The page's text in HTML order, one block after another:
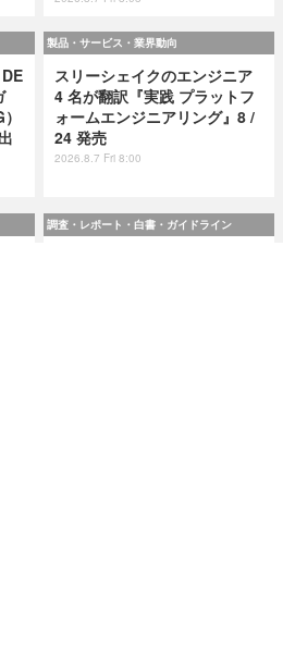
製品・サービス・業界動向
スリーシェイクのエンジニア
4 名が翻訳『実践 プラットフ
ォームエンジニアリング』8 /
24 発売
2026.8.7 Fri 8:00
調査・レポート・白書・ガイドライン